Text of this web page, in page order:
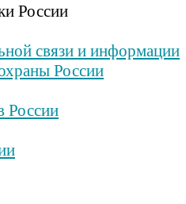
России
связи и информации
России
России